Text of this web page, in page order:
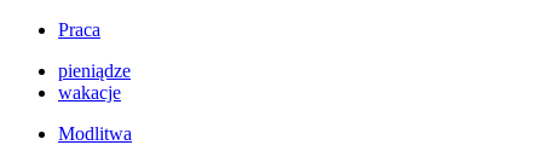
Praca
pieniądze
wakacje
Modlitwa